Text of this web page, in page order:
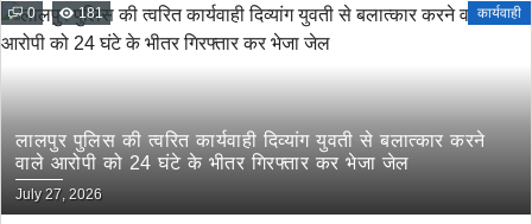
0 181 कार्यवाही
लालपुर पुलिस की त्वरित कार्यवाही दिव्यांग युवती से बलात्कार करने
वाले आरोपी को 24 घंटे के भीतर गिरफ्तार कर भेजा जेल
July 27, 2026